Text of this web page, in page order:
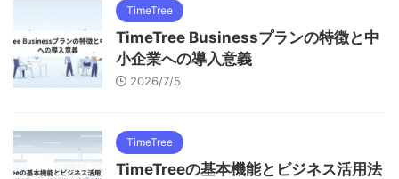
TimeTree
TimeTree Businessプランの特徴と中
小企業への導入意義
2026/7/5
TimeTree
TimeTreeの基本機能とビジネス活用法